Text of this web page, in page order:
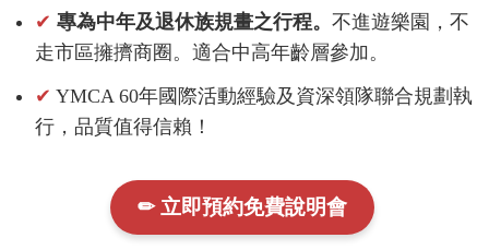
✔ 專為中年及退休族規畫之行程。 不進遊樂園，不
走市區擁擠商圈。適合中高年齡層參加。
✔ YMCA 60年國際活動經驗及資深領隊聯合規劃執
行，品質值得信賴！
✏ 立即預約免費說明會